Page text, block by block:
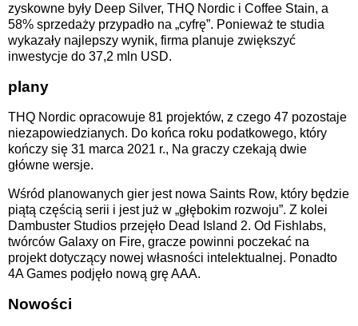
zyskowne były Deep Silver, THQ Nordic i Coffee Stain, a
58% sprzedaży przypadło na „cyfrę”. Ponieważ te studia
wykazały najlepszy wynik, firma planuje zwiększyć
inwestycje do 37,2 mln USD.
plany
THQ Nordic opracowuje 81 projektów, z czego 47 pozostaje
niezapowiedzianych. Do końca roku podatkowego, który
kończy się 31 marca 2021 r., Na graczy czekają dwie
główne wersje.
Wśród planowanych gier jest nowa Saints Row, który będzie
piątą częścią serii i jest już w „głębokim rozwoju”. Z kolei
Dambuster Studios przejęło Dead Island 2. Od Fishlabs,
twórców Galaxy on Fire, gracze powinni poczekać na
projekt dotyczący nowej własności intelektualnej. Ponadto
4A Games podjęło nową grę AAA.
Nowości